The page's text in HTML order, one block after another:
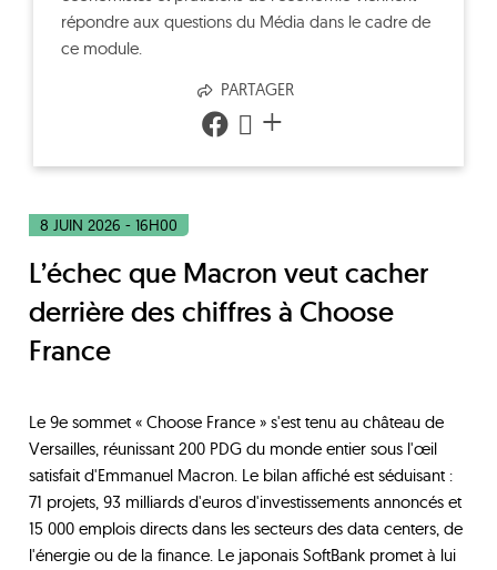
répondre aux questions du Média dans le cadre de
ce module.
PARTAGER
+
8 JUIN 2026 - 16H00
L’échec que Macron veut cacher
derrière des chiffres à Choose
France
Le 9e sommet « Choose France » s'est tenu au château de
Versailles, réunissant 200 PDG du monde entier sous l'œil
satisfait d'Emmanuel Macron. Le bilan affiché est séduisant :
71 projets, 93 milliards d'euros d'investissements annoncés et
15 000 emplois directs dans les secteurs des data centers, de
l'énergie ou de la finance. Le japonais SoftBank promet à lui